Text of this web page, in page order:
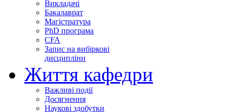
Викладачі
Бакалаврат
Магістратура
PhD програма
CFA
Запис на вибіркові
дисципліни
Життя кафедри
Важливі події
Досягнення
Наукові здобутки